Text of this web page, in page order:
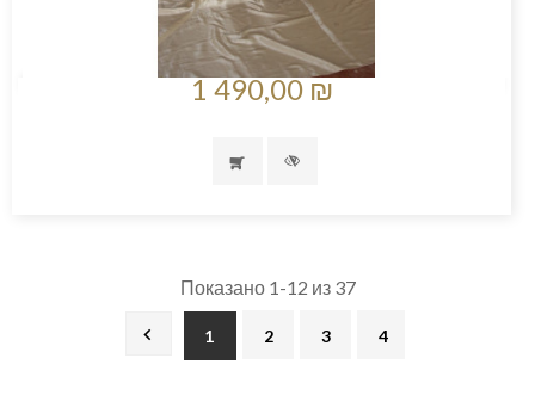
1 490,00 ₪
Показано 1-12 из 37
1 2 3 4
